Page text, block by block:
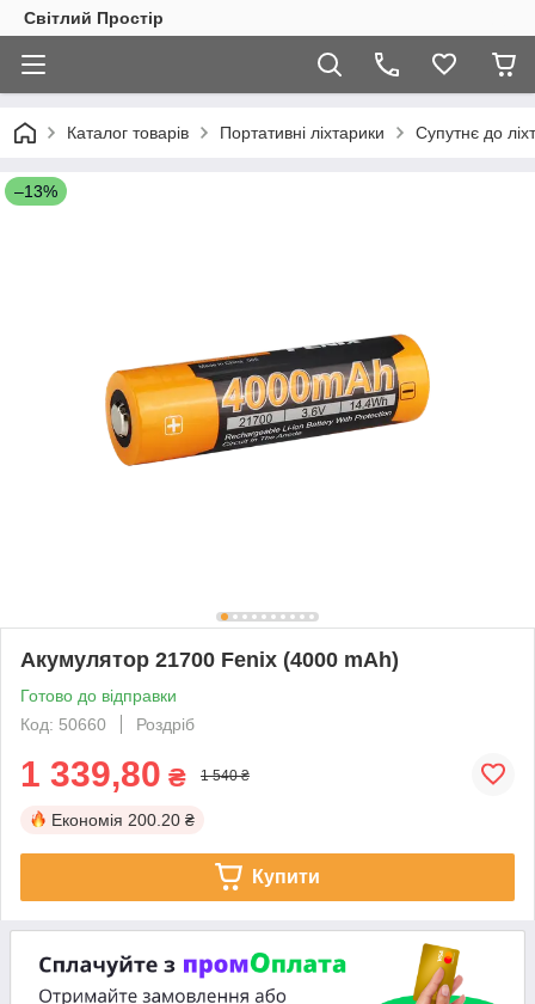
Світлий Простір
Каталог товарів Портативні ліхтарики Супутнє до
–13%
Акумулятор 21700 Fenix (4000 mAh)
Готово до відправки
Код: 50660
Роздріб
1 339,80 ₴ 1 540 ₴
Економія 200.20 ₴
Купити